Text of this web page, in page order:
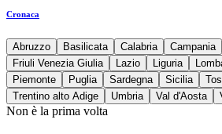
Cronaca
Abruzzo Basilicata Calabria Campania
Friuli Venezia Giulia
Lazio Liguria
Piemonte
Puglia Sardegna Sicilia
Trentino alto Adige
Umbria Val d'Aosta
Non è la prima volta